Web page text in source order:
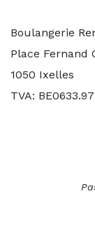
Boulangerie
Place Fernand
1050 Ixelles
TVA: